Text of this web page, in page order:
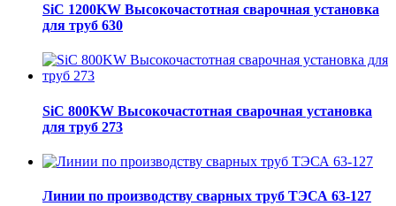
SiC 1200KW Высокочастотная сварочная установка
для труб 630
SiC 800KW Высокочастотная сварочная установка
для труб 273
Линии по производству сварных труб ТЭСА 63-127